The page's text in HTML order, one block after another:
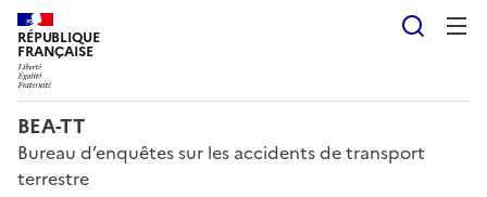
RÉPUBLIQUE
FRANÇAISE
BEA-TT
Bureau d’enquêtes sur les accidents de transport
terrestre